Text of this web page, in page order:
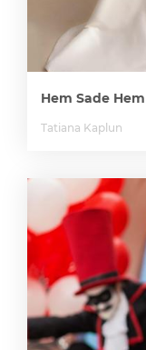
Hem Sade
Tatiana Kaplun